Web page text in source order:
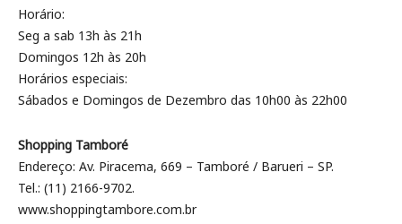
Horário:
Seg a sab 13h às 21h
Domingos 12h às 20h
Horários especiais:
Sábados e Domingos de Dezembro das 10h00 às 22h00
Shopping Tamboré
Endereço: Av. Piracema, 669 – Tamboré / Barueri – SP.
Tel.: (11) 2166-9702.
www.shoppingtambore.com.br